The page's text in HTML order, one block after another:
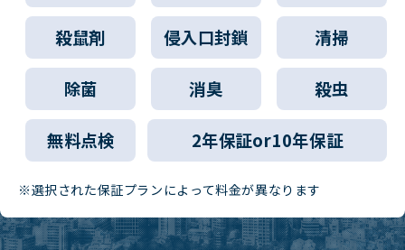
殺鼠剤 侵入口封鎖 清掃
除菌 消臭 殺虫
無料点検 2年保証or10年保証
※選択された保証プランによって料金が異なります